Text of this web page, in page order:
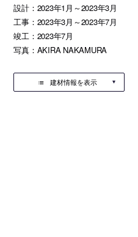
設計：2023年1月～2023年3月
工事：2023年3月～2023年7月
竣工：2023年7月
写真：AKIRA NAKAMURA
建材情報を表示